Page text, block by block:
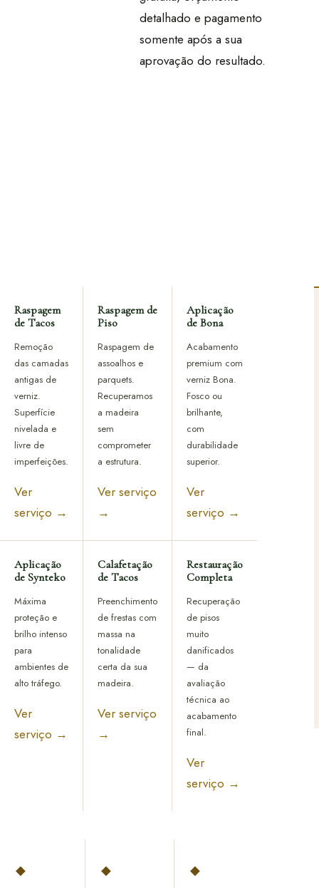
detalhado e pagamento
somente após a sua
aprovação do resultado.
Raspagem
de Tacos
Remoção
das camadas
antigas de
verniz.
Superfície
nivelada e
livre de
imperfeições.
Ver
serviço →
Raspagem de
Piso
Raspagem de
assoalhos e
parquets.
Recuperamos
a madeira
sem
comprometer
a estrutura.
Ver serviço
→
Aplicação
de Bona
Acabamento
premium com
verniz Bona.
Fosco ou
brilhante,
com
durabilidade
superior.
Ver
serviço →
Aplicação
de Synteko
Máxima
proteção e
brilho intenso
para
ambientes de
alto tráfego.
Ver
serviço →
Calafetação
de Tacos
Preenchimento
de frestas com
massa na
tonalidade
certa da sua
madeira.
Ver serviço
→
Restauração
Completa
Recuperação
de pisos
muito
danificados
— da
avaliação
técnica ao
acabamento
final.
Ver
serviço →
◆ ◆ ◆